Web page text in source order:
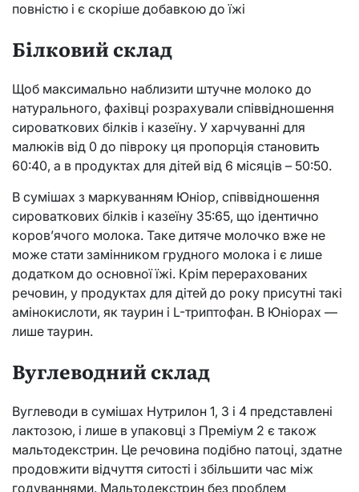
повністю і є скоріше добавкою до їжі
Білковий склад
Щоб максимально наблизити штучне молоко до
натурального, фахівці розрахували співвідношення
сироваткових білків і казеїну. У харчуванні для
малюків від 0 до півроку ця пропорція становить
60:40, а в продуктах для дітей від 6 місяців – 50:50.
В сумішах з маркуванням Юніор, співвідношення
сироваткових білків і казеїну 35:65, що ідентично
коров’ячого молока. Таке дитяче молочко вже не
може стати замінником грудного молока і є лише
додатком до основної їжі. Крім перерахованих
речовин, у продуктах для дітей до року присутні такі
амінокислоти, як таурин і L-триптофан. В Юніорах —
лише таурин.
Вуглеводний склад
Вуглеводи в сумішах Нутрилон 1, 3 і 4 представлені
лактозою, і лише в упаковці з Преміум 2 є також
мальтодекстрин. Це речовина подібно патоці, здатне
продовжити відчуття ситості і збільшити час між
годуваннями. Мальтодекстрин без проблем